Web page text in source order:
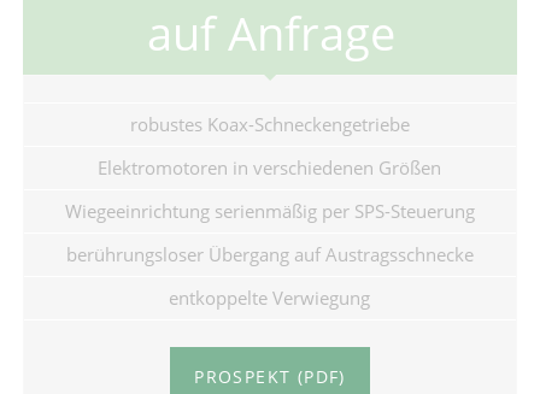
auf Anfrage
robustes Koax-Schneckengetriebe
Elektromotoren in verschiedenen Größen
Wiegeeinrichtung serienmäßig per SPS-Steuerung
berührungsloser Übergang auf Austragsschnecke
entkoppelte Verwiegung
PROSPEKT (PDF)